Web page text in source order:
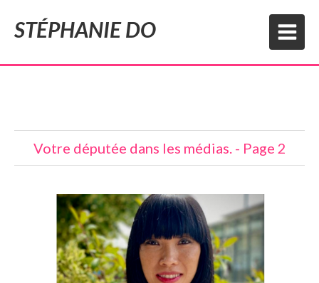
STÉPHANIE DO
Votre députée dans les médias. - Page 2